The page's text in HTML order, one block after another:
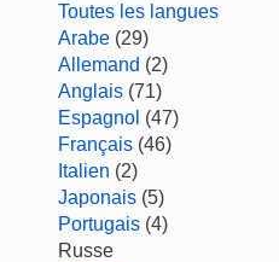
Toutes les langues
Arabe (29)
Allemand (2)
Anglais (71)
Espagnol (47)
Français (46)
Italien (2)
Japonais (5)
Portugais (4)
Russe